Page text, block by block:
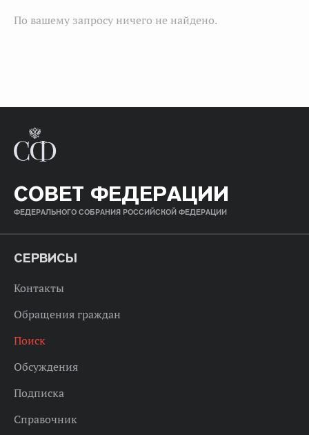
По вашему запросу ничего не найдено.
СОВЕТ ФЕДЕРАЦИИ
ФЕДЕРАЛЬНОГО СОБРАНИЯ РОССИЙСКОЙ ФЕДЕРАЦИИ
СЕРВИСЫ
Контакты
Обращения граждан
Поиск
Обсуждения
Подписка
Справочник